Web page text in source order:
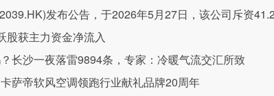
发布公告，于2026年5月27日，该公司斥资
股获主力资金净流入
长沙一夜落雷9894条，专家：冷暖气流交汇所致
萨帝软风空调领跑行业献礼品牌20周年